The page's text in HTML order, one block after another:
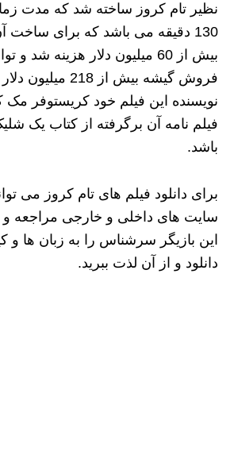
نظیر تام کروز ساخته شد که مدت
بیش از 60 میلیون دلار هزینه
فروش گیشه بیش از
نویسنده این فیلم خود کریستوفر
فیلم نامه آن برگرفته از کتاب یک
باشد.
برای دانلود فیلم های تام کروز می
سایت های داخلی و خارجی مراجعه و
این بازیگر سرشناس را به زبان ها
دانلود و از آن لذت ببرید.